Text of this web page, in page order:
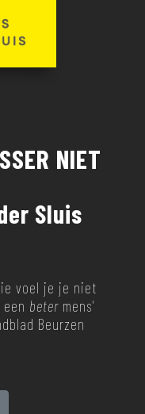
NIET
Sluis
voel je je niet
betermens'
Beurzen